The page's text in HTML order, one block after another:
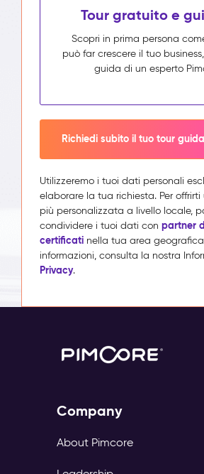
Tour gratuito e
Scopri in prima persona
può far crescere il tuo
guida di un esperto
Richiedi subito il tuo tour
Utilizzeremo i tuoi dati personali
elaborare la tua richiesta. Per offrirti
più personalizzata a livello locale,
condividere i tuoi dati con partner
certificati nella tua area
informazioni, consulta la nostra
Privacy.
Company
About Pimcore